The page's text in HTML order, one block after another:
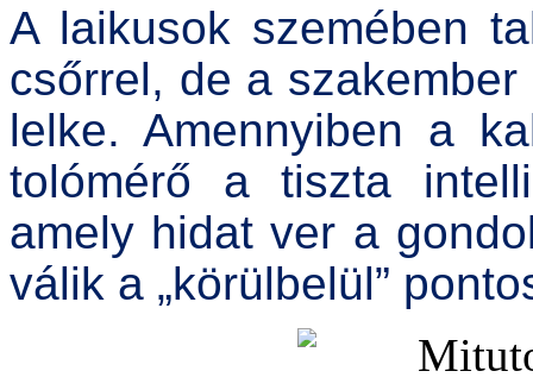
A laikusok szemében
csőrrel, de a
lelke. Amennyiben a
tolómérő a tiszta
amely hidat ver a
válik a „körülbelül”